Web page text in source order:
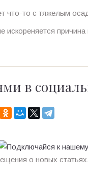
что-то с тяжелым
причина
в
о новых статьях.